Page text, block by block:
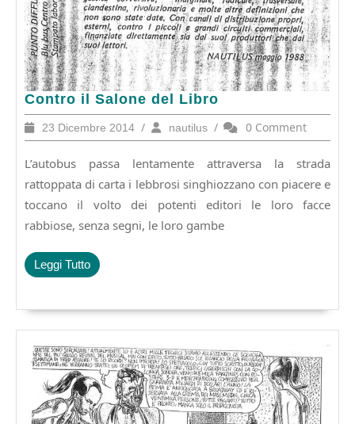
Contro il Salone del Libro
Contro
il
Salone
Libro
23 Dicembre 2014 23
Dicembre
2014
/ nautilusnautilus
/ 0 Comment
L’autobus passa lentamente attraversa la strada
rattoppata di carta i lebbrosi singhiozzano con piacere e
toccano il volto dei potenti editori le loro facce
rabbiose, senza segni, le loro gambe
Leggi TuttoLeggi
Tutto